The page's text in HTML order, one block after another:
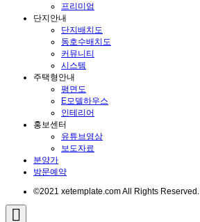
프리미엄
단지안내
단지배치도
동호수배치도
커뮤니티
시스템
주택형안내
평면도
E모델하우스
인테리어
홍보센터
유튜브영상
보도자료
분양가
방문예약
©2021 xetemplate.com All Rights Reserved.